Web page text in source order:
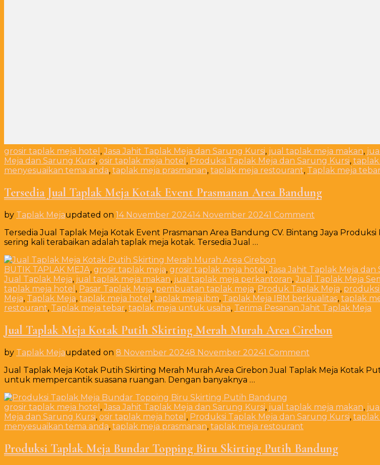
grosir taplak meja hotel ,Jasa Jahit Taplak Meja dan Sarung Kursi, jual taplak meja makan,
Meja dan Sarung Kursi, osir taplak meja hotel , Produksi Taplak Meja dan Sarung Kursi, taplak
menyesuaikan tema anda, taplak meja prasmanan, taplak meja restourant, Taplak meja tebar
Tersedia Jual Taplak Meja Kotak Event Prasmanan Area Bandung
by Taplak Mejaupdated on 14 November 202414 November 20241 Comment
Jual
Event
Prasmanan
Area
Bandung
Tersedia Jual Taplak Meja Kotak Event Prasmanan Area Bandung CV. Bintang Jaya
sering kali terabaikan adalah taplak meja kotak. Tersedia Jual …
BUTIK TAPLAK MEJA, grosir taplak meja, grosir taplak meja hotel ,Jasa Jahit Taplak Meja dan
Jual Taplak Meja, jual taplak meja makan, jual taplak meja perkantoran,Jual Taplak Meja
taplak meja hotel , Pasar Taplak Meja, pembuatan taplak meja, Produk Taplak Meja,
Meja, Taplak Meja, taplak meja hotel , taplak meja ibm, Taplak Meja IBM berkualitas, taplak
restourant, Taplak meja tebar, taplak meja untuk usaha, Terima Pesanan Jahit Taplak Meja
Jual Taplak Meja Kotak Putih Skirting Merah Murah Area Cirebon
by Taplak Mejaupdated on 8 November 20248 November 20241 Comment
Taplak
Skirting
Merah
Cirebon
Jual Taplak Meja Kotak Putih Skirting Merah Murah Area Cirebon Jual Taplak Meja Kotak
untuk mempercantik suasana ruangan. Dengan banyaknya …
grosir taplak meja hotel ,Jasa Jahit Taplak Meja dan Sarung Kursi, jual taplak meja makan,
Meja dan Sarung Kursi, osir taplak meja hotel , Produksi Taplak Meja dan Sarung Kursi, taplak
menyesuaikan tema anda, taplak meja prasmanan, taplak meja restourant
Produksi Taplak Meja Bundar Topping Biru Skirting Putih Bandung